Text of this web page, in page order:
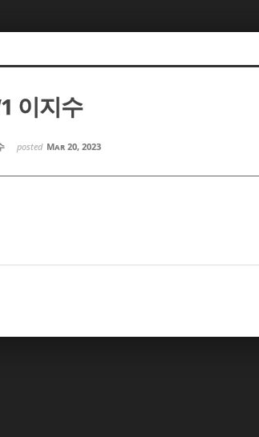
이지수
posted Mar 20, 2023